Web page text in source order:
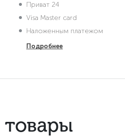
Приват 24
Visa Master card
Наложенным платежом
Подробнее